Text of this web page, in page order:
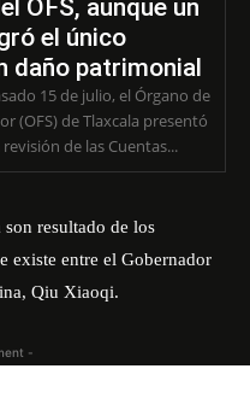
OFS, aunque un
el único
daño patrimonial
15 de julio, el Órgano de
(OFS) de Tlaxcala presentó
de las Cuentas...
son resultado de los
existe entre el Gobernador
Qiu Xiaoqi.
-